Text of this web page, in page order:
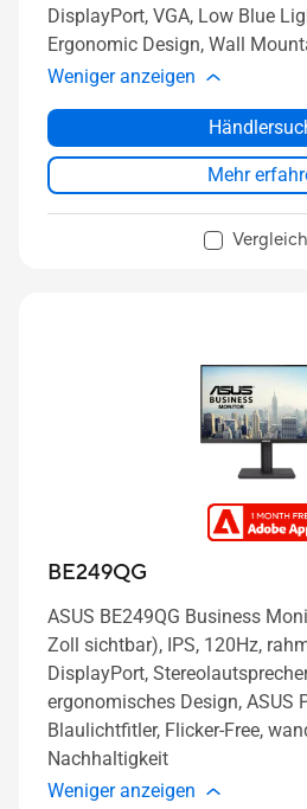
DisplayPort, VGA, Low Blue
Ergonomic Design, Wall
Weniger anzeigen
Mehr
BE249QG
ASUS BE249QG Business
Zoll sichtbar), IPS, 120Hz,
DisplayPort,
ergonomisches Design, ASUS
Blaulichtfitler, Flicker-Free,
Nachhaltigkeit
Weniger anzeigen